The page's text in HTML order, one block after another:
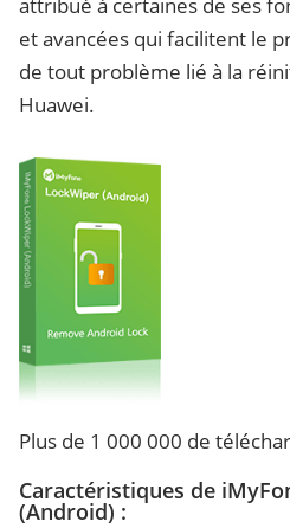
et avancées qui facilitent le
de tout problème lié à la
Huawei.
Plus de 1 000 000 de
Caractéristiques de
(Android) :